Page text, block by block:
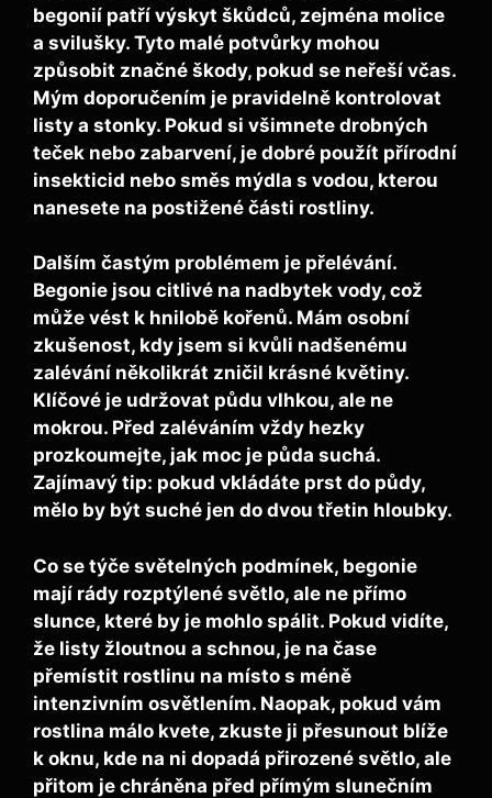
begonií patří výskyt škůdců, zejména molice
a svilušky. Tyto malé potvůrky mohou
způsobit značné škody, pokud se neřeší včas.
Mým doporučením je pravidelně kontrolovat
listy a stonky. Pokud si všimnete drobných
teček nebo zabarvení, je dobré použít přírodní
insekticid nebo směs mýdla s vodou, kterou
nanesete na postižené části rostliny.
Dalším častým problémem je přelévání.
Begonie jsou citlivé na nadbytek vody, což
může vést k hnilobě kořenů. Mám osobní
zkušenost, kdy jsem si kvůli nadšenému
zalévání několikrát zničil krásné květiny.
Klíčové je udržovat půdu vlhkou, ale ne
mokrou. Před zaléváním vždy hezky
prozkoumejte, jak moc je půda suchá.
Zajímavý tip: pokud vkládáte prst do půdy,
mělo by být suché jen do dvou třetin hloubky.
Co se týče světelných podmínek, begonie
mají rády rozptýlené světlo, ale ne přímo
slunce, které by je mohlo spálit. Pokud vidíte,
že listy žloutnou a schnou, je na čase
přemístit rostlinu na místo s méně
intenzivním osvětlením. Naopak, pokud vám
rostlina málo kvete, zkuste ji přesunout blíže
k oknu, kde na ni dopadá přirozené světlo, ale
přitom je chráněna před přímým slunečním